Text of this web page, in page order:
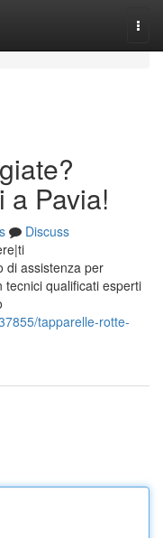
a Pavia!
Discuss
di assistenza per
qualificati esperti
tapparelle-rotte-